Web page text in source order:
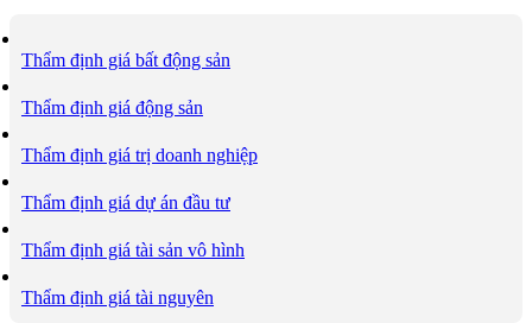
Thẩm định giá bất động sản
Thẩm định giá động sản
Thẩm định giá trị doanh nghiệp
Thẩm định giá dự án đầu tư
Thẩm định giá tài sản vô hình
Thẩm định giá tài nguyên